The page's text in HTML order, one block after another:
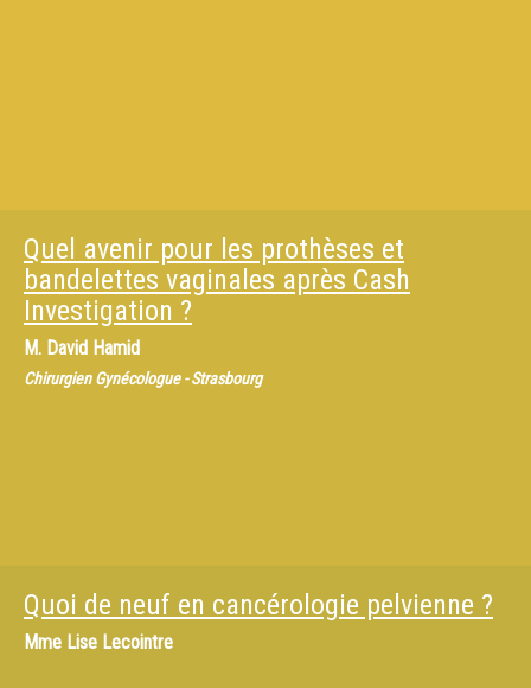
Quel avenir pour les prothèses et
bandelettes vaginales après Cash
Investigation ?
M. David Hamid
Chirurgien Gynécologue - Strasbourg
Quoi de neuf en cancérologie pelvienne ?
Mme Lise Lecointre